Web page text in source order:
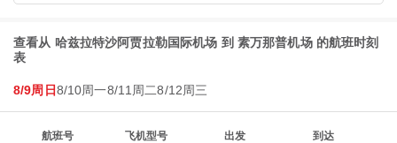
查看从 哈兹拉特沙阿贾拉勒国际机场 到 素万那普机场 的航班时刻
表
8/9周日8/10周一8/11周二8/12周三
航班号 飞机型号 出发 到达